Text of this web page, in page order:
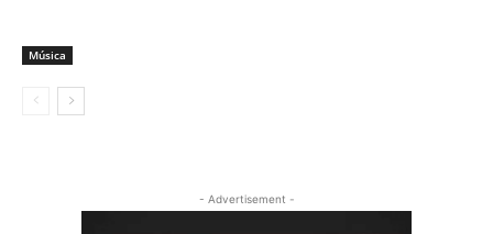
Música
- Advertisement -